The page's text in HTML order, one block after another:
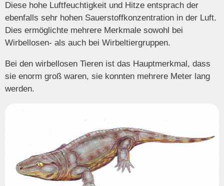
Diese hohe Luftfeuchtigkeit und Hitze entsprach der
ebenfalls sehr hohen Sauerstoffkonzentration in der Luft.
Dies ermöglichte mehrere Merkmale sowohl bei
Wirbellosen- als auch bei Wirbeltiergruppen.
Bei den wirbellosen Tieren ist das Hauptmerkmal, dass
sie enorm groß waren, sie konnten mehrere Meter lang
werden.